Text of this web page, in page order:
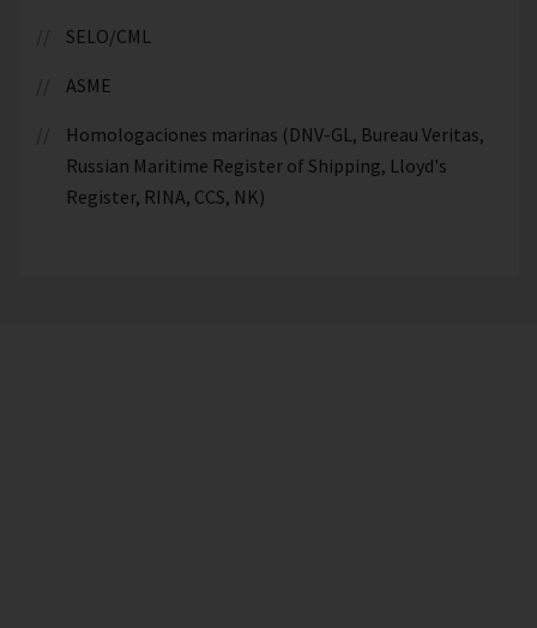
SELO/CML
ASME
Homologaciones marinas (DNV-GL, Bureau Veritas,
Russian Maritime Register of Shipping, Lloyd's
Register, RINA, CCS, NK)